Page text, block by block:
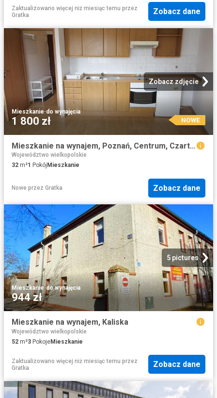
Zaktualizowano więcej niż miesiąc temu przez
Gratka
Zobacz dane
Zobacz zdjęcie
Mieszkanie·do wynajęcia
1 800 zł NOWE
Mieszkanie na wynajem, Poznań, Centrum, Czartoria
Województwo wielkopolskie
32 m²1 Pokój Mieszkanie
Nowe przez Gratka Zobacz dane
5 pictures
Mieszkanie·do wynajęcia
944 zł
Mieszkanie na wynajem, Kaliska
Województwo wielkopolskie
52 m²3 PokojeMieszkanie
Zaktualizowano więcej niż miesiąc temu przez
Gratka
Zobacz dane